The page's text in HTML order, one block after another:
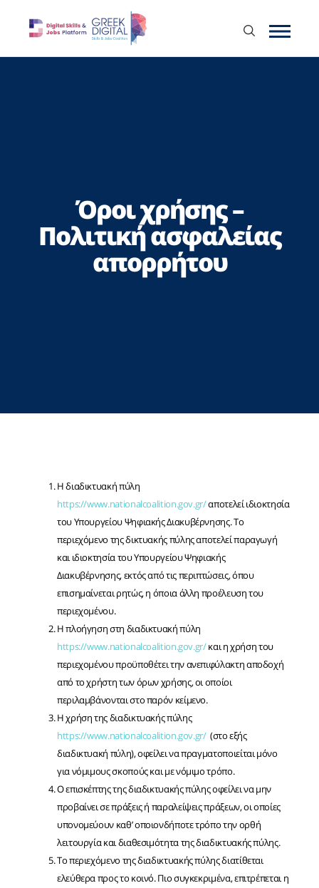
Όροι χρήσης –
Πολιτική ασφαλείας
απορρήτου
H διαδικτυακή πύλη
https://www.nationalcoalition.gov.gr/αποτελεί ιδιοκτησία
του Υπουργείου Ψηφιακής Διακυβέρνησης. Το
περιεχόμενο της δικτυακής πύλης αποτελεί παραγωγή
και ιδιοκτησία του Υπουργείου Ψηφιακής
Διακυβέρνησης, εκτός από τις περιπτώσεις, όπου
επισημαίνεται ρητώς, η όποια άλλη προέλευση του
περιεχομένου.
Η πλοήγηση στη διαδικτυακή πύλη
https://www.nationalcoalition.gov.gr/και η χρήση του
περιεχομένου προϋποθέτει την ανεπιφύλακτη αποδοχή
από το χρήστη των όρων χρήσης, οι οποίοι
περιλαμβάνονται στο παρόν κείμενο.
Η χρήση της διαδικτυακής πύλης
https://www.nationalcoalition.gov.gr/(στο εξής
διαδικτυακή πύλη), οφείλει να πραγματοποιείται μόνο
για νόμιμους σκοπούς και με νόμιμο τρόπο.
Ο επισκέπτης της διαδικτυακής πύλης οφείλει να μην
προβαίνει σε πράξεις ή παραλείψεις πράξεων, οι οποίες
υπονομεύουν καθ’ οποιονδήποτε τρόπο την ορθή
λειτουργία και διαθεσιμότητα της διαδικτυακής πύλης.
Το περιεχόμενο της διαδικτυακής πύλης διατίθεται
ελεύθερα προς το κοινό. Πιο συγκεκριμένα, επιτρέπεται η